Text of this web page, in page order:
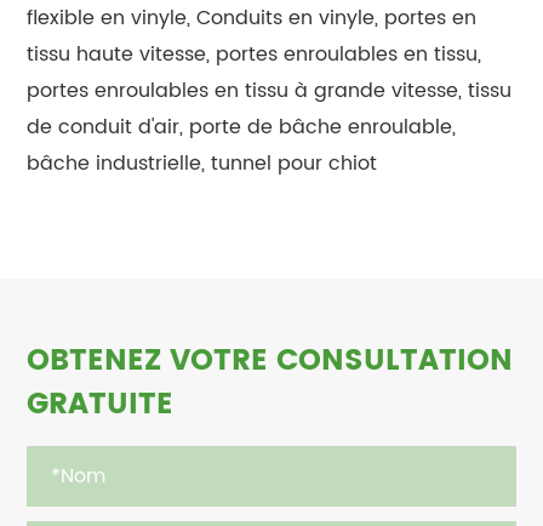
flexible en vinyle, Conduits en vinyle, portes en
tissu haute vitesse, portes enroulables en tissu,
portes enroulables en tissu à grande vitesse, tissu
de conduit d'air, porte de bâche enroulable,
bâche industrielle, tunnel pour chiot
OBTENEZ VOTRE CONSULTATION
GRATUITE